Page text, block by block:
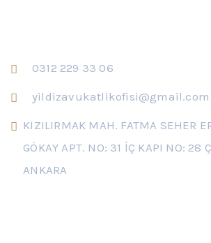
0312 229 33 06
yildizavukatlikofisi@gmail.com
KIZILIRMAK MAH. FATMA SEHER
GÖKAY APT. NO: 31 İÇ KAPI NO: 28
ANKARA